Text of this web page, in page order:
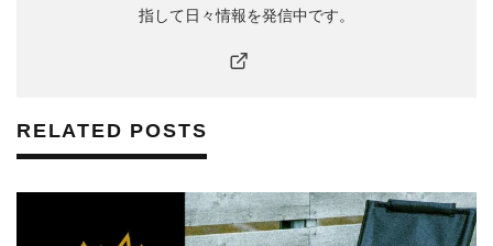
指して日々情報を発信中です。
RELATED POSTS